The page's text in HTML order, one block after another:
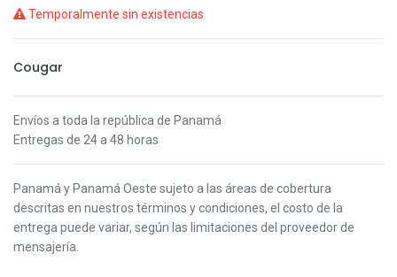
Temporalmente sin existencias
Cougar
Envíos a toda la república de Panamá
Entregas de 24 a 48 horas
Panamá y Panamá Oeste sujeto a las áreas de cobertura
descritas en nuestros términos y condiciones, el costo de la
entrega puede variar, según las limitaciones del proveedor de
mensajería.